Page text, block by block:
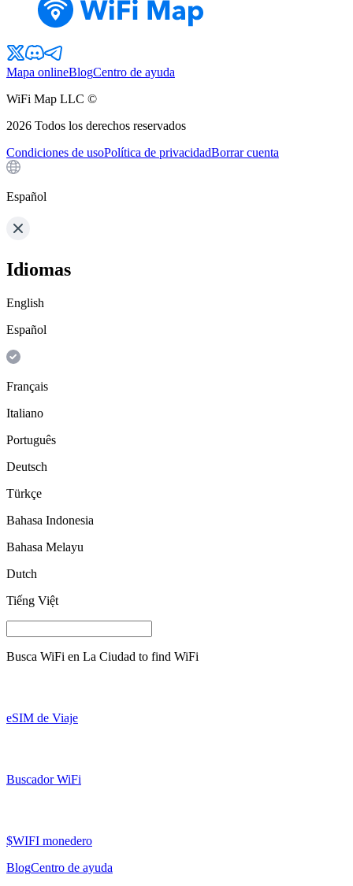
Mapa onlineBlogCentro de ayuda
WiFi Map LLC ©
2026 Todos los derechos reservados
Condiciones de usoPolítica de privacidadBorrar cuenta
Español
Idiomas
English
Español
Français
Italiano
Português
Deutsch
Türkçe
Bahasa Indonesia
Bahasa Melayu
Dutch
Tiếng Việt
Busca WiFi en La Ciudad to find WiFi
eSIM de Viaje
Buscador WiFi
$WIFI monedero
BlogCentro de ayuda